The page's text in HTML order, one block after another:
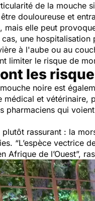
de la mouche
douloureuse et
mais elle peut
cas, une
à l'aube ou au
limiter le risque de
les
noire est
médical et vétérinaire,
pharmaciens qui
rassurant : la
“L’espèce vectrice
Afrique de l’Ouest”,